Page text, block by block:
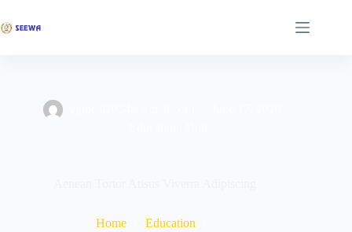
Home
Education